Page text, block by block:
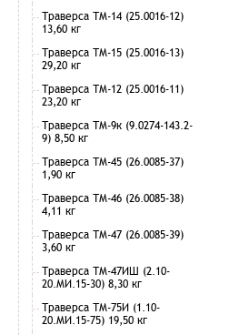
Траверса ТМ-14 (25.0016-12)
13,60 кг
Траверса ТМ-15 (25.0016-13)
29,20 кг
Траверса ТМ-12 (25.0016-11)
23,20 кг
Траверса ТМ-9к (9.0274-143.2-
9) 8,50 кг
Траверса ТМ-45 (26.0085-37)
1,90 кг
Траверса ТМ-46 (26.0085-38)
4,11 кг
Траверса ТМ-47 (26.0085-39)
3,60 кг
Траверса ТМ-47ИШ (2.10-
20.МИ.15-30) 8,30 кг
Траверса ТМ-75И (1.10-
20.МИ.15-75) 19,50 кг